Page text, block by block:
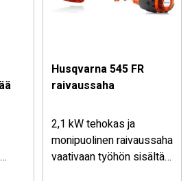
Husqvarna 545 FR
raivaussaha
2,1 kW tehokas ja
monipuolinen raivaussaha
vaativaan työhön sisältää